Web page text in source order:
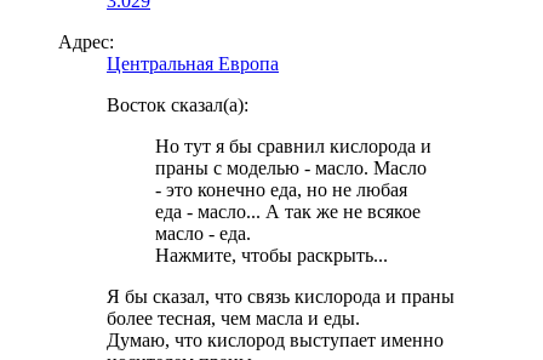
Адрес:
Центральная Европа
Восток сказал(а):
Но тут я бы сравнил кислорода и
праны с моделью - масло. Масло
- это конечно еда, но не любая
еда - масло... А так же не всякое
масло - еда.
Нажмите, чтобы раскрыть...
Я бы сказал, что связь кислорода и праны
более тесная, чем масла и еды.
Думаю, что кислород выступает именно